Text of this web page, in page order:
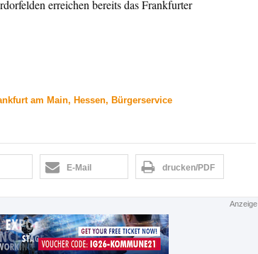
erreichen bereits das Frankfurter
am Main, Hessen, Bürgerservice
E-Mail drucken/PDF
Anzeige